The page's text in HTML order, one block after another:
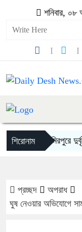
শনিবার, ০৮
শিরোনাম মিরপুরে
প্রচ্ছদ
অপরাধ
ঘুষ নেওয়ার অভিযোগে